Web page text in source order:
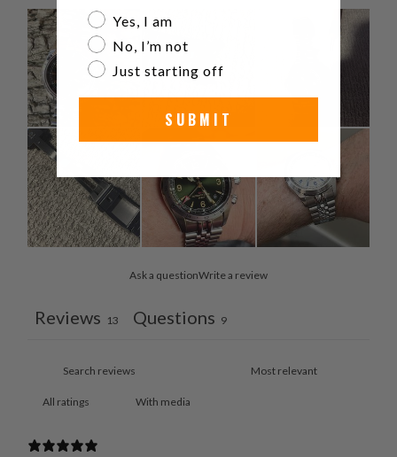
Ask a questionWrite a review
Reviews 13 Questions 9
With media
Are you a watch collector?
Yes, I am
No, I’m not
Just starting off
SUBMIT